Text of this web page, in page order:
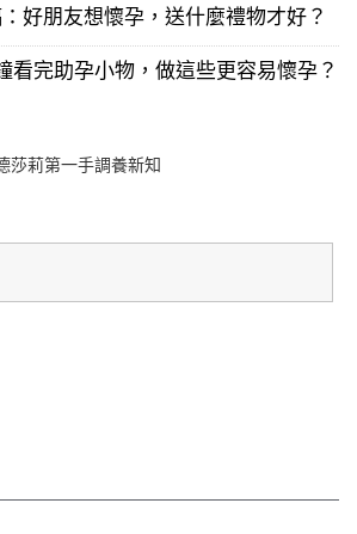
好朋友想懷孕，送什麼禮物才好？
看完助孕小物，做這些更容易懷孕？
莎莉第一手調養新知